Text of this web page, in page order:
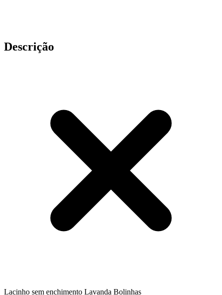
Descrição
Lacinho sem enchimento Lavanda Bolinhas